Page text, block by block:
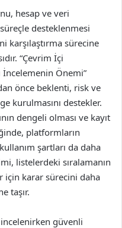
hesap ve veri
desteklenmesi
karşılaştırma sürecine
“Çevrim İçi
İncelemenin Önemi”
önce beklenti, risk ve
kurulmasını destekler.
dengeli olması ve kayıt
platformların
şartları da daha
listelerdeki sıralamanın
için karar sürecini daha
taşır.
güvenli